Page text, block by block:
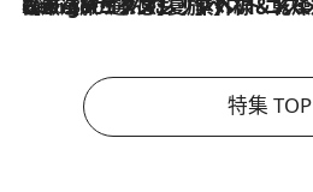
2026.8.4
【厳選旅コスメ】「紫外線＆乾燥対策しながらメイク感も！」ヘア＆メイクGeorgeが選んだ夏旅ベストコスメを発表！【Mサイズジップ】
特集 TOP